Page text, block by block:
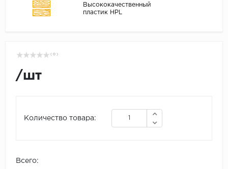
Высококачественный
пластик HPL
( 0 )
/шт
Количество товара:
Всего: